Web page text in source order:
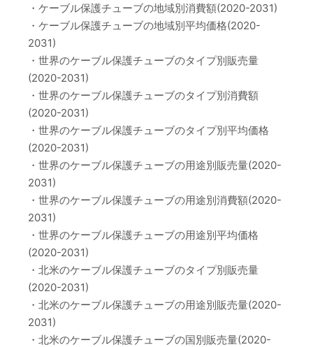
・ケーブル保護チューブの地域別消費額(2020-2031)
・ケーブル保護チューブの地域別平均価格(2020-
2031)
・世界のケーブル保護チューブのタイプ別販売量
(2020-2031)
・世界のケーブル保護チューブのタイプ別消費額
(2020-2031)
・世界のケーブル保護チューブのタイプ別平均価格
(2020-2031)
・世界のケーブル保護チューブの用途別販売量(2020-
2031)
・世界のケーブル保護チューブの用途別消費額(2020-
2031)
・世界のケーブル保護チューブの用途別平均価格
(2020-2031)
・北米のケーブル保護チューブのタイプ別販売量
(2020-2031)
・北米のケーブル保護チューブの用途別販売量(2020-
2031)
・北米のケーブル保護チューブの国別販売量(2020-